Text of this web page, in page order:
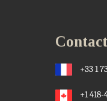
+33 1
+1